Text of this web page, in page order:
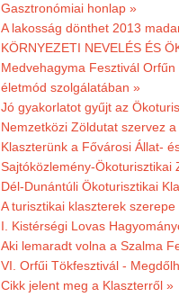
Gasztronómiai honlap »
A lakosság dönthet 2013
KÖRNYEZETI NEVELÉS ÉS
Medvehagyma Fesztivál
életmód szolgálatában »
Jó gyakorlatot gyűjt az
Nemzetközi Zöldutat szervez
Klaszterünk a Fővárosi Állat-
Sajtóközlemény-Ökoturisztikai
Dél-Dunántúli Ökoturisztikai
A turisztikai klaszterek
I. Kistérségi Lovas
Aki lemaradt volna a Szalma
VI. Orfűi Tökfesztivál -
Cikk jelent meg a Klaszterről »